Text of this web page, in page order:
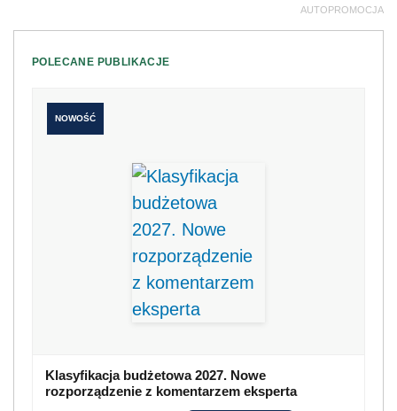
AUTOPROMOCJA
POLECANE PUBLIKACJE
NOWOŚĆ
Klasyfikacja budżetowa 2027. Nowe
rozporządzenie z komentarzem eksperta